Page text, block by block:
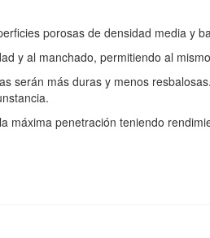
porosas de densidad media y
y al manchado, permitiendo al
serán más duras y menos
penetración teniendo